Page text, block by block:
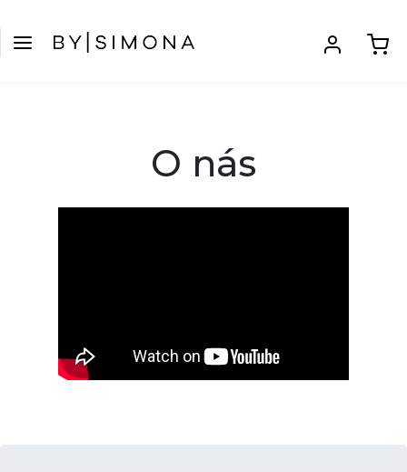
O nás